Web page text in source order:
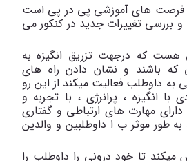
فرصت های آموزشی پی در پی است
بررسی تغییرات جدید در کنکور می
که درجهت تزریق انگیزه به
که باشند و نشان دادن راه های
داوطلب فعالیت میکند از این رو
انگیزه ، پرانرژی ، با تجربه و
مهارت های ارتباطی و گفتاری
طور موثر ب ا داوطلبین و والدین
تا خود درونی را داوطلب را